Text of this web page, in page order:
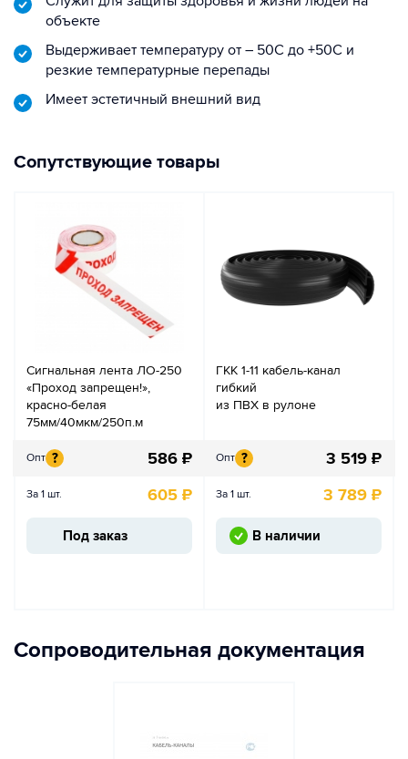
объекте
Выдерживает температуру от – 50С до +50С и
резкие температурные перепады
Имеет эстетичный внешний вид
Сопутствующие товары
Сигнальная лента ЛО-250
«Проход запрещен!»,
красно-белая
75мм/40мкм/250п.м
Опт ? 586 ₽
За 1 шт. 605 ₽
Под заказ
ГКК 1-11 кабель-канал
гибкий
из ПВХ в рулоне
Опт ? 3 519 ₽
За 1 шт. 3 789 ₽
В наличии
Сопроводительная документация